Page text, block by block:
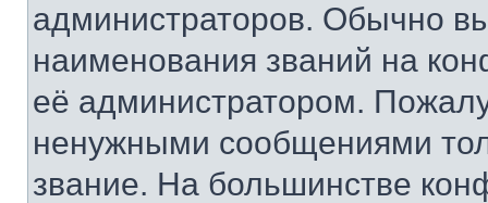
администраторов. Обычно
наименования званий на
её администратором.
ненужными сообщениями
звание. На большинстве